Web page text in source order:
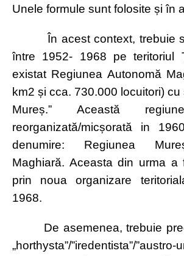
Unele formule sunt folosite și în
În acest context, trebuie
între 1952- 1968 pe teritoriul
existat Regiunea Autonomă
km2 și cca. 730.000 locuitori)
Mureș.” Această
reorganizată/micșorată in
denumire: Regiunea
Maghiară. Aceasta din urma a
prin noua organizare
1968.
De asemenea, trebuie
„horthysta”/”iredentista”/